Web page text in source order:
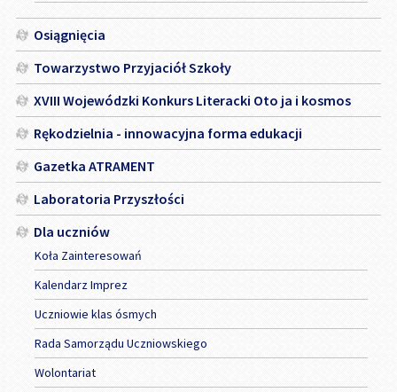
Osiągnięcia
Towarzystwo Przyjaciół Szkoły
XVIII Wojewódzki Konkurs Literacki Oto ja i kosmos
Rękodzielnia - innowacyjna forma edukacji
Gazetka ATRAMENT
Laboratoria Przyszłości
Dla uczniów
Koła Zainteresowań
Kalendarz Imprez
Uczniowie klas ósmych
Rada Samorządu Uczniowskiego
Wolontariat